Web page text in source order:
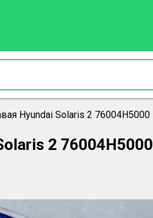
Hyundai Solaris 2 76004H5000
2 76004H5000